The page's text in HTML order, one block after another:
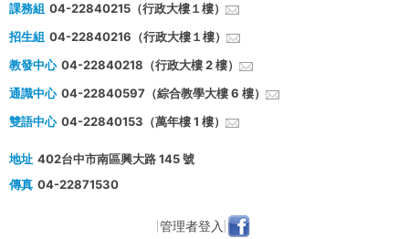
課務組 04-22840215（行政大樓１樓）
招生組 04-22840216（行政大樓１樓）
教發中心 04-22840218（行政大樓 2 樓）
通識中心 04-22840597（綜合教學大樓 6 樓）
雙語中心 04-22840153（萬年樓 1 樓）
地址 402台中市南區興大路 145 號
傳真 04-22871530
管理者登入